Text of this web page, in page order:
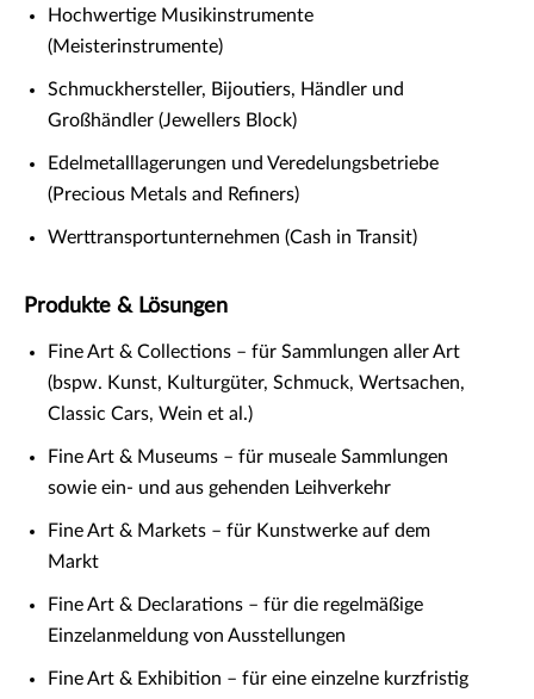
Hochwertige Musikinstrumente
(Meisterinstrumente)
Schmuckhersteller, Bijoutiers, Händler und
Großhändler (Jewellers Block)
Edelmetalllagerungen und Veredelungsbetriebe
(Precious Metals and Refiners)
Werttransportunternehmen (Cash in Transit)
Produkte & Lösungen
Fine Art & Collections – für Sammlungen aller Art
(bspw. Kunst, Kulturgüter, Schmuck, Wertsachen,
Classic Cars, Wein et al.)
Fine Art & Museums – für museale Sammlungen
sowie ein- und aus gehenden Leihverkehr
Fine Art & Markets – für Kunstwerke auf dem
Markt
Fine Art & Declarations – für die regelmäßige
Einzelanmeldung von Ausstellungen
Fine Art & Exhibition – für eine einzelne kurzfristig